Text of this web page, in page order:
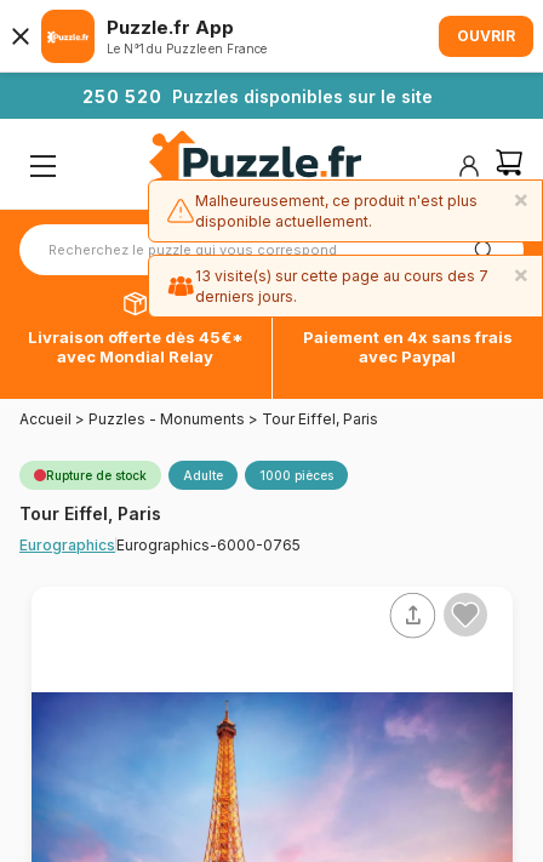
250 520 Puzzles disponibles sur le site
Livraison offerte dès 45€*
avec Mondial Relay
Paiement en 4x sans frais
avec Paypal
Accueil > Puzzles - Monuments > Tour Eiffel, Paris
Rupture de stock Adulte 1000 pièces
Tour Eiffel, Paris
EurographicsEurographics-6000-0765
Puzzle.fr App
Le N°1 du Puzzle en France
OUVRIR
×
Malheureusement, ce produit n'est plus
disponible actuellement.
×
13 visite(s) sur cette page au cours des 7
derniers jours.